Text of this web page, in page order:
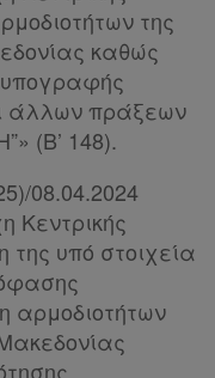
της
καθώς
υπογραφής
άλλων πράξεων
(Β’ 148).
08.04.2024
Κεντρικής
της υπό στοιχεία
αρμοδιοτήτων